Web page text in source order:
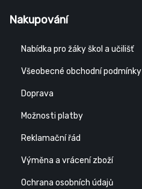
Nakupování
Nabídka pro žáky škol a učilišť
Všeobecné obchodní podmínky
Doprava
Možnosti platby
Reklamační řád
Výměna a vrácení zboží
Ochrana osobních údajů